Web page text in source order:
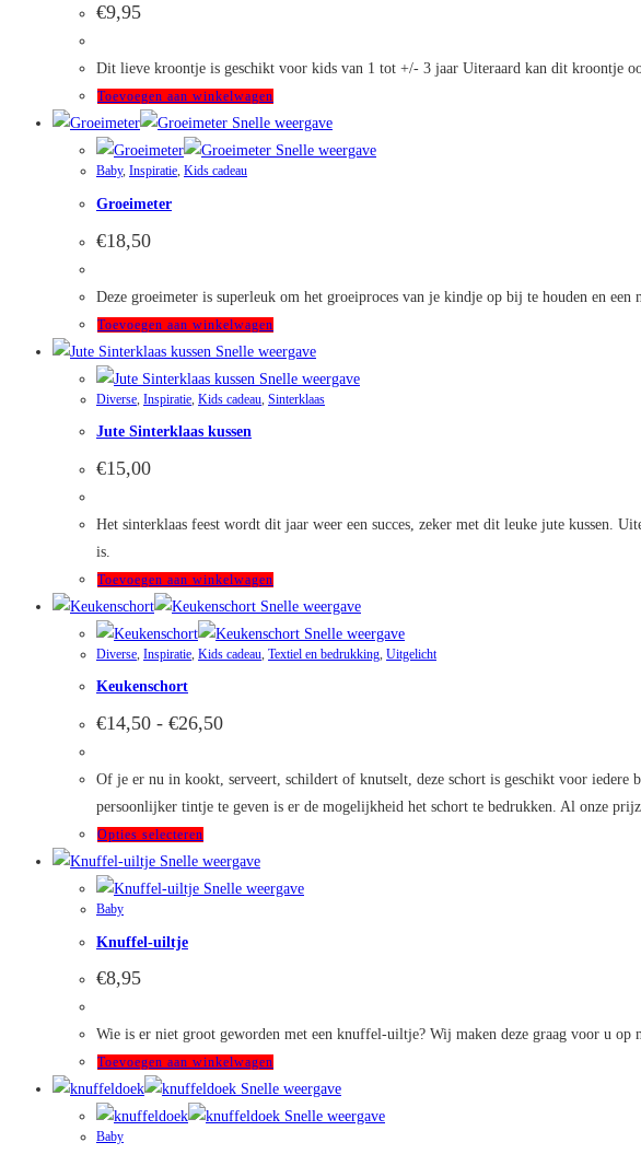
kan
gekozen
worden
op
de
€9,95
Dit lieve kroontje is geschikt voor kids van 1 tot +/- 3 jaar Uiteraard kan dit kroontje
Toevoegen aan winkelwagen
Snelle weergave
Snelle weergave
Baby, Inspiratie, Kids cadeau
Groeimeter
€18,50
Deze groeimeter is superleuk om het groeiproces van je kindje op bij te houden en
Toevoegen aan winkelwagen
Snelle weergave
Snelle weergave
Diverse Inspiratie Kids cadeau Sinterklaas
Jute Sinterklaas kussen
€15,00
Het sinterklaas feest wordt dit jaar weer een succes, zeker met dit leuke jute kussen.
is.
Toevoegen aan winkelwagen
Snelle weergave
Snelle weergave
Diverse, Inspiratie, Kids cadeau, Textiel en bedrukking, Uitgelicht
Keukenschort
€14,50 - €26,50Prijsklasse:
€26,50
Of je er nu in kookt, serveert, schildert of knutselt, deze schort is geschikt voor
persoonlijker tintje te geven is er de mogelijkheid het schort te bedrukken. Al onze
Opties selecteren
product
heeft
gekozen
worden
op
Snelle weergave
Snelle weergave
Baby
Knuffel-uiltje
€8,95
Wie is er niet groot geworden met een knuffel-uiltje? Wij maken deze graag voor u op
Toevoegen aan winkelwagen
Snelle weergave
Snelle weergave
Baby